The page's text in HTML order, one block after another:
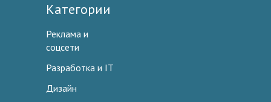
Категории
Реклама и
соцсети
Разработка и IT
Дизайн